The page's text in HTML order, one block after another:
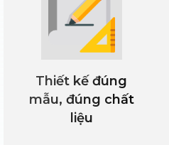
Tạp dề bếp
Thiết kế đúng
mẫu, đúng chất
liệu